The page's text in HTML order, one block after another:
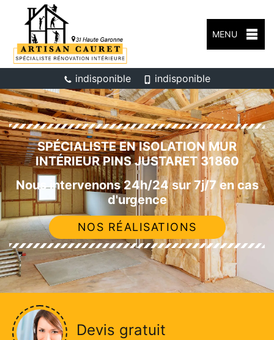
MENU
indisponible indisponible
SPÉCIALISTE EN ISOLATION MUR
INTÉRIEUR PINS JUSTARET 31860
Nous intervenons 24h/24 sur 7j/7 en cas
d'urgence
NOS RÉALISATIONS
Devis gratuit